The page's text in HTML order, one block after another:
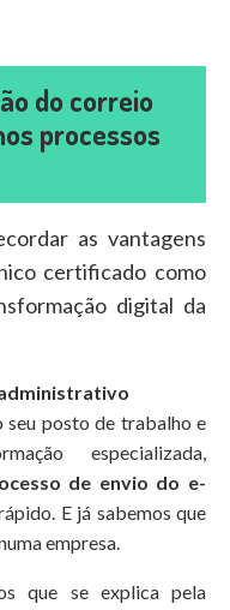
do correio
processos
as vantagens
certificado como
digital da
seu posto de trabalho e
especializada,
de envio do e-
E já sabemos que
empresa.
que se explica pela